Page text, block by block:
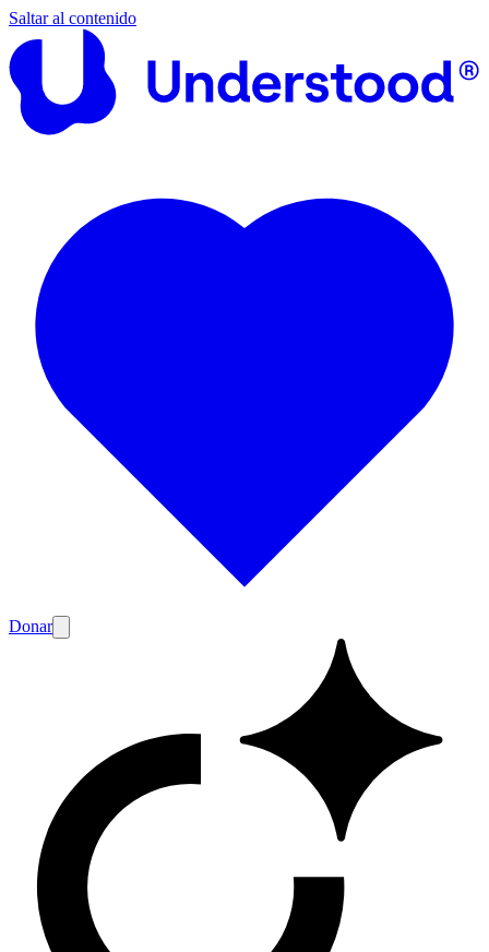
Saltar al contenido
Donar